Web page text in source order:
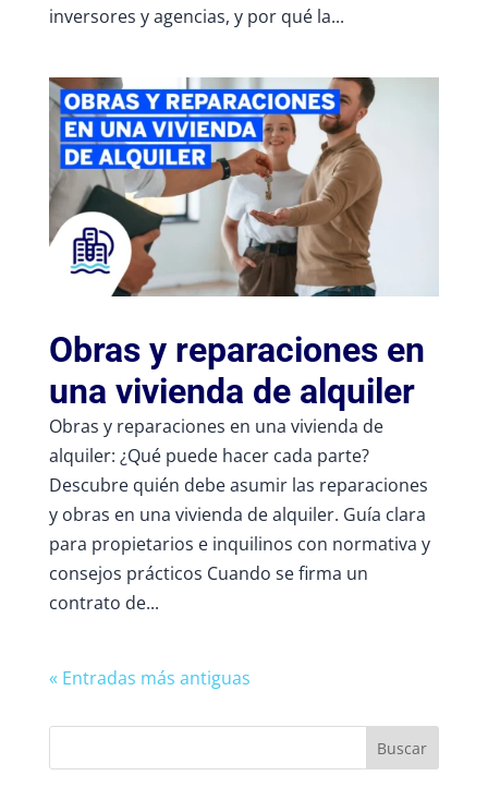
inversores y agencias, y por qué la...
Obras y reparaciones en
una vivienda de alquiler
Obras y reparaciones en una vivienda de
alquiler: ¿Qué puede hacer cada parte?
Descubre quién debe asumir las reparaciones
y obras en una vivienda de alquiler. Guía clara
para propietarios e inquilinos con normativa y
consejos prácticos Cuando se firma un
contrato de...
« Entradas más antiguas